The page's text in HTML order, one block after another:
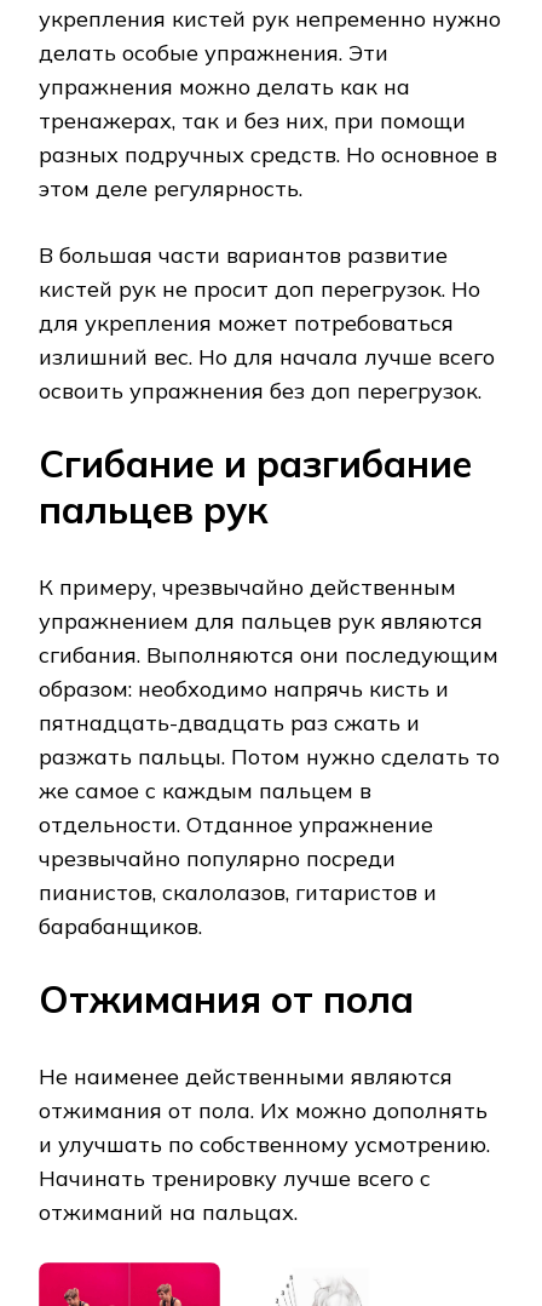
укрепления кистей рук непременно нужно
делать особые упражнения. Эти
упражнения можно делать как на
тренажерах, так и без них, при помощи
разных подручных средств. Но основное в
этом деле регулярность.
В большая части вариантов развитие
кистей рук не просит доп перегрузок. Но
для укрепления может потребоваться
излишний вес. Но для начала лучше всего
освоить упражнения без доп перегрузок.
Сгибание и разгибание
пальцев рук
К примеру, чрезвычайно действенным
упражнением для пальцев рук являются
сгибания. Выполняются они последующим
образом: необходимо напрячь кисть и
пятнадцать-двадцать раз сжать и
разжать пальцы. Потом нужно сделать то
же самое с каждым пальцем в
отдельности. Отданное упражнение
чрезвычайно популярно посреди
пианистов, скалолазов, гитаристов и
барабанщиков.
Отжимания от пола
Не наименее действенными являются
отжимания от пола. Их можно дополнять
и улучшать по собственному усмотрению.
Начинать тренировку лучше всего с
отжиманий на пальцах.